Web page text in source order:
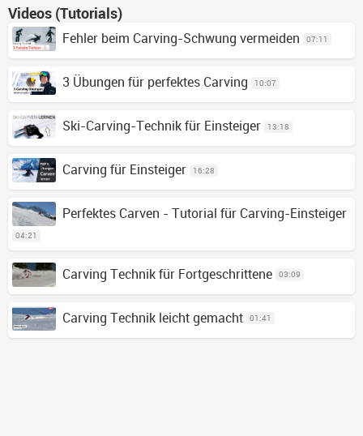
Videos (Tutorials)
Fehler beim Carving-Schwung vermeiden 07:11
3 Übungen für perfektes Carving 10:07
Ski-Carving-Technik für Einsteiger 13:18
Carving für Einsteiger 16:28
Perfektes Carven - Tutorial für Carving-Einsteiger
04:21
Carving Technik für Fortgeschrittene 03:09
Carving Technik leicht gemacht 01:41